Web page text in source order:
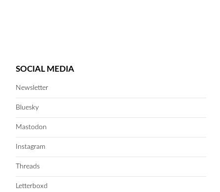
SOCIAL MEDIA
Newsletter
Bluesky
Mastodon
Instagram
Threads
Letterboxd